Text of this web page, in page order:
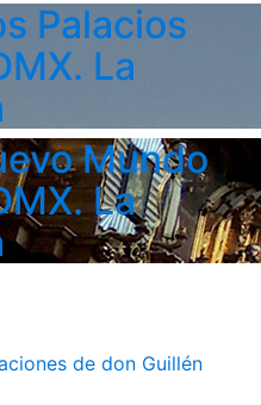
Palacios
La
Mundo
La
de don Guillén